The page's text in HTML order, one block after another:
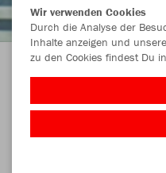
Herzlich
des
Wir verwenden Cookies
Durch die Analyse der
Inhalte anzeigen und
zu den Cookies findest Du